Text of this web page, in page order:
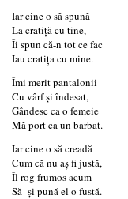
Iar cine o să spună
La cratiță cu tine,
Îi spun că-n tot ce fac
Iau cratița cu mine.
Îmi merit pantalonii
Cu vârf şi îndesat,
Gândesc ca o femeie
Mă port ca un barbat.
Iar cine o să creadă
Cum că nu aș fi justă,
Îl rog frumos acum
Să -și pună el o fustă.